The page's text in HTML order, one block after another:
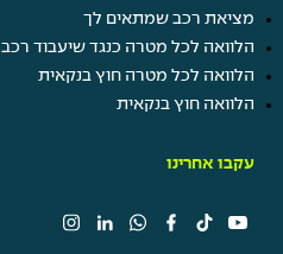
מציאת רכב שמתאים לך
הלוואה לכל מטרה כנגד שיעבוד רכב
הלוואה לכל מטרה חוץ בנקאית
הלוואה חוץ בנקאית
עקבו אחרינו